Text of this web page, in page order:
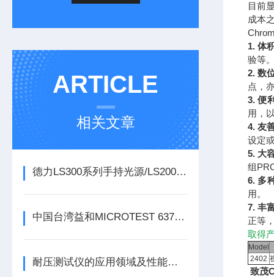
ARTICLE
相关文章
德力LS300系列手持光源/LS200系列迷你型光源
中国台湾益和MICROTEST 6374 LCR测试仪
耐压测试仪的应用领域及性能特点
目前
成本
1. 体
验等
2. 数
点，
3. 便
用，
4. 友
设定
5. 大
组
6. 多
用。
7. 丰
正等
取得
Model
2402
致茂